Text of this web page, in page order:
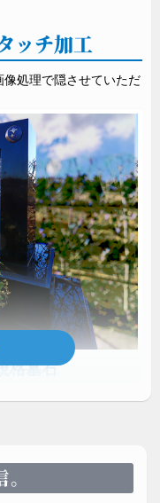
ッチ加工
処理で隠させていただ
格墓石
、10cmの光学ガ